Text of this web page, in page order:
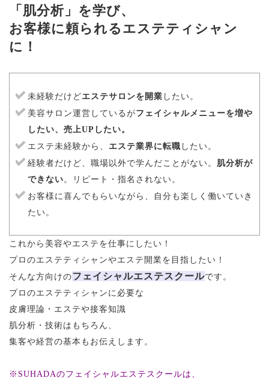
「肌分析」を学び、
お客様に頼られるエステティシャン
に！
未経験だけどエステサロンを開業 したい。
美容サロン運営しているがフェイシャルメニューを増や
したい、売上UPしたい。
エステ未経験から、 エステ業界に転職 したい。
経験者だけど、職場以外で学んだことがない。 肌分析が
できない 。リピート・指名されない。
お客様に喜んでもらいながら、自分も楽しく働いていき
たい。
これから美容やエステを仕事にしたい！
プロのエステティシャンやエステ開業を目指したい！
そんな方向けのフェイシャルエステスクールです。
プロのエステティシャンに必要な
皮膚理論・エステや接客知識
肌分析・技術はもちろん、
集客や経営の基本もお伝えします。
※SUHADAのフェイシャルエステスクールは、